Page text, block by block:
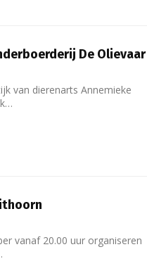
De Olievaar
van dierenarts Annemieke
vanaf 20.00 uur organiseren